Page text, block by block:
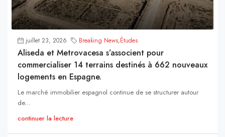
juillet 23, 2026 Breaking News,Études
Aliseda et Metrovacesa s’associent pour
commercialiser 14 terrains destinés à 662 nouveaux
logements en Espagne.
Le marché immobilier espagnol continue de se structurer autour
de...
continuer la lecture